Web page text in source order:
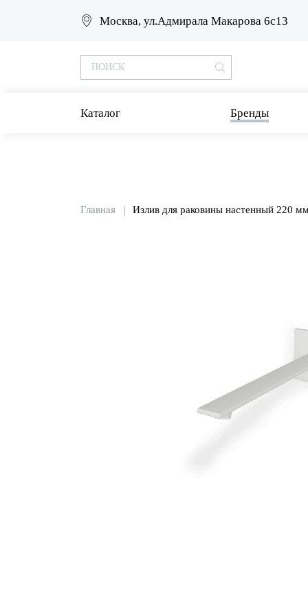
Москва, ул.Адмирала Макарова 6с13
Каталог Бренды
Главная Излив для раковины настенный 220